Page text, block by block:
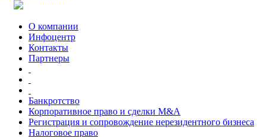
О компании
Инфоцентр
Контакты
Партнеры
Банкротство
Корпоративное право и сделки M&A
Регистрация и сопровождение нерезидентного бизнеса
Налоговое право